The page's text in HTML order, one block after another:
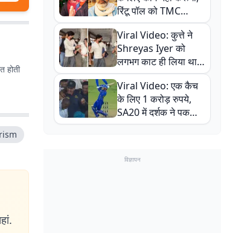
होती
रिंटू पॉल को TMC
ऑफिस में ले जाकर पीटा,
Video वायरल
Viral Video: कुत्ते ने
Shreyas Iyer को
लगभग काट ही लिया था,
न्यूजीलैंड सीरीज से पहले
बाल-बाल बचे
Viral Video: एक कैच
के लिए 1 करोड़ रुपये,
SA20 में दर्शक ने पकड़ा
एक हाथ से गजब का कैच
विज्ञापन